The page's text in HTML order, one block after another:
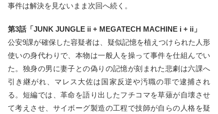
事件は解決を見ないまま次回へ続く。
第3話「JUNK JUNGLE ii + MEGATECH MACHINE i + ii」
公安9課が確保した容疑者は、疑似記憶を植えつけられた人形
使いの身代わりで、本物は一般人を操って事件を仕組んでい
た。独身の男に妻子との偽りの記憶が刻まれた悲劇は六課へ
引き継がれ、マレス大佐は国家反逆や汚職の罪で逮捕され
る。短編では、革命を語り出したフチコマを草薙が自壊させ
て考えさせ、サイボーグ製造の工程で技師が自らの人格を疑